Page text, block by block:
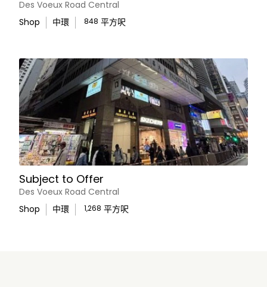
Des Voeux Road Central
Shop
中環 848 平方呎
Subject to Offer
Des Voeux Road Central
Shop
中環 1,268 平方呎